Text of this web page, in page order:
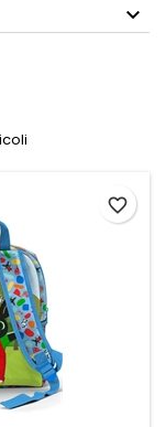
favorite_border